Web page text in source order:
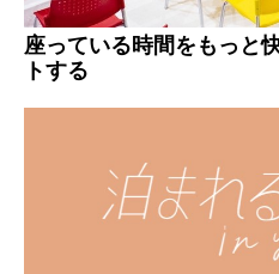
座っている時間をもっと
トする